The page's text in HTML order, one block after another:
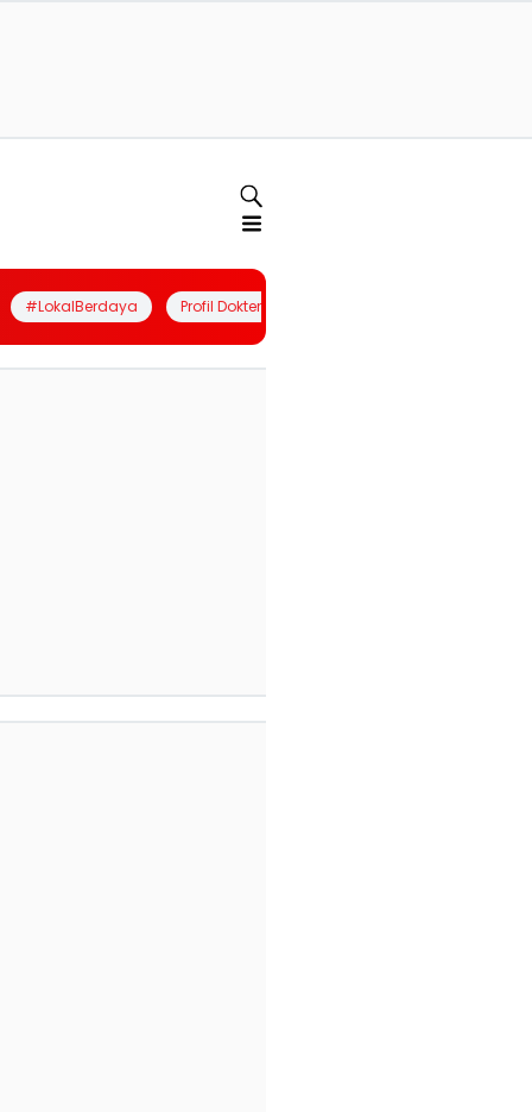
#LokalBerdaya Profil Dokter